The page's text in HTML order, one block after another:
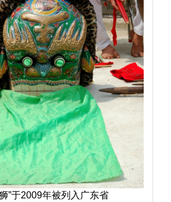
”于2009年被列入广东省